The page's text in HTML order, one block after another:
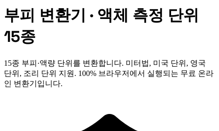
부피 변환기 · 액체 측정 단위
15종
15종 부피·액량 단위를 변환합니다. 미터법, 미국 단위, 영국
단위, 조리 단위 지원. 100% 브라우저에서 실행되는 무료 온라
인 변환기입니다.